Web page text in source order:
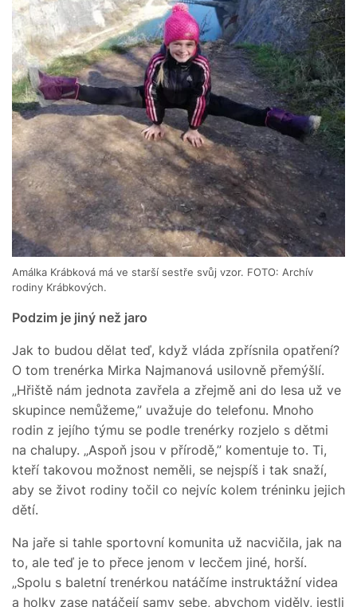
Amálka Krábková má ve starší sestře svůj vzor. FOTO: Archív
rodiny Krábkových.
Podzim je jiný než jaro
Jak to budou dělat teď, když vláda zpřísnila opatření?
O tom trenérka Mirka Najmanová usilovně přemýšlí.
„Hřiště nám jednota zavřela a zřejmě ani do lesa už ve
skupince nemůžeme,” uvažuje do telefonu. Mnoho
rodin z jejího týmu se podle trenérky rozjelo s dětmi
na chalupy. „Aspoň jsou v přírodě,” komentuje to. Ti,
kteří takovou možnost neměli, se nejspíš i tak snaží,
aby se život rodiny točil co nejvíc kolem tréninku jejich
dětí.
Na jaře si tahle sportovní komunita už nacvičila, jak na
to, ale teď je to přece jenom v lecčem jiné, horší.
„Spolu s baletní trenérkou natáčíme instruktážní videa
a holky zase natáčejí samy sebe, abychom viděly, jestli